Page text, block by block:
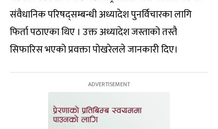
संवैधानिक परिषद्सम्बन्धी अध्यादेश पुनर्विचारका लागि
फिर्ता पठाएका थिए । उक्त अध्यादेश जस्ताको तस्तै
सिफारिस भएको प्रवक्ता पोखरेलले जानकारी दिए।